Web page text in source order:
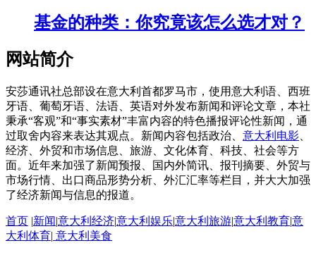
基金的种类：你究竟该怎么选才对？
网站简介
安莎通讯社总部设在意大利首都罗马市，使用意大利语、西班
牙语、葡萄牙语、法语、英语对外发布新闻和评论文章，本社
秉承“客观”和“事实素材”丰富内容的特色播报评论性新闻，通
过取舍内容来表达其观点。新闻内容包括政治、 意大利电影
经济、外贸和市场信息、旅游、文化体育、科技、社会等方
面。近年来加强了新闻预报、国内外简讯、报刊摘要、外贸与
市场行情、出口商品形势分析、外汇汇率等栏目，并大大加强
了经济新闻与信息的报道。
首页 |新闻|意大利经济|意大利娱乐|意大利旅游|意大利教育|意
大利体育| 意大利美食